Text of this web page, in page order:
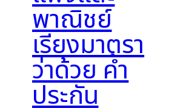
พาณิชย์
เรียงมาตรา
ว่าด้วย ค้ำ
ประกัน